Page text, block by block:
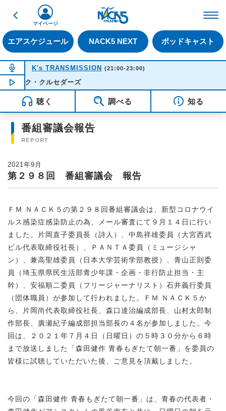
戻る
エアスケジュール NACK5 NEXT ポッドキャスト
マイページ
NOW ON AIR
K's TRANSMISSION (21:00-23:00)
NOW PLAYING22:21
・クルセダーズ
聴く 調べる 知る
番組審議会報告
REPORT
2021年9月
第２９８回 番組審議会 報告
ＦＭ ＮＡＣＫ５の第２９８回番組審議会は、新型コロナウイ
ルス感染症感染防止の為、メール審査にて９月１４日に行い
ました。片岡直子委員長（詩人）、中島祥雄委員（大宮西武
ビル代表取締役社長）、ＰＡＮＴＡ委員（ミュージシャ
ン）、兼高聖雄委員（日本大学芸術学部教授）、青山正則委
員（埼玉県県民生活部青少年課・企画・非行防止担当・主
幹）、安福順二委員（フリージャーナリスト）石井義行委員
（団体職員）が参加して行われました。ＦＭ ＮＡＣＫ５か
ら、片岡尚代表取締役社長、森口達治編成部長、山村太郎制
作部長、廣瀬紀子編成部担当部長の４名が参加しました。今
回は、２０２１年７月４日（日曜日）の５時３０分から６時
まで放送しました「森田健作 青春もぎたて朝一番」を委員の
皆様に試聴していただいた後、ご意見を頂戴しました。
今回の「森田健作 青春もぎたて朝一番」は、青春の代表者・